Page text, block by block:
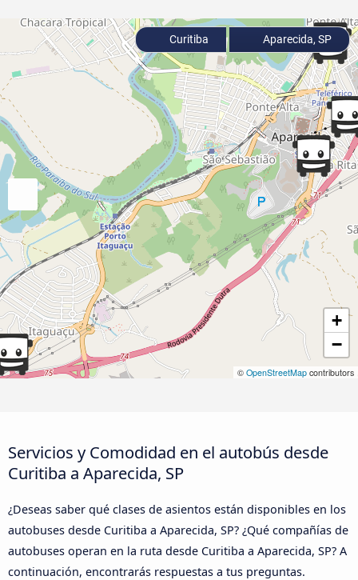
+
−
© OpenStreetMap contributors
Curitiba Aparecida, SP
Servicios y Comodidad en el autobús desde
Curitiba a Aparecida, SP
¿Deseas saber qué clases de asientos están disponibles en los
autobuses desde Curitiba a Aparecida, SP? ¿Qué compañías de
autobuses operan en la ruta desde Curitiba a Aparecida, SP? A
continuación, encontrarás respuestas a tus preguntas.